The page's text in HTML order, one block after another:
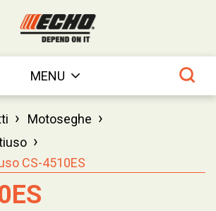
MENU
› Motoseghe ›
›
CS-4510ES